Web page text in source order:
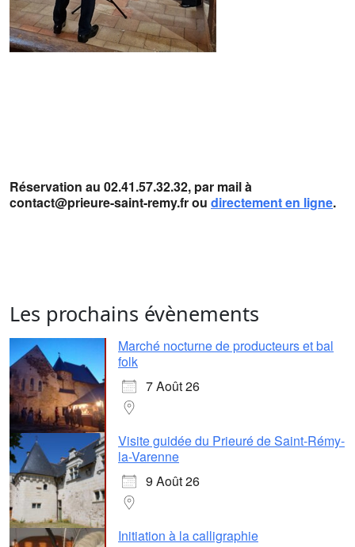
Réservation au 02.41.57.32.32, par mail à
contact@prieure-saint-remy.fr ou directement en ligne.
Les prochains évènements
Marché nocturne de producteurs et bal
folk
7 Août 26
Visite guidée du Prieuré de Saint-Rémy-
la-Varenne
9 Août 26
Initiation à la calligraphie